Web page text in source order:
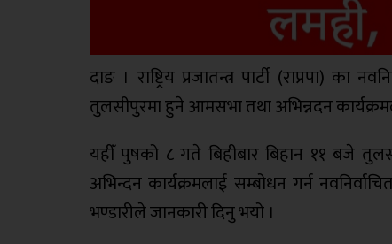
दाङ । राष्ट्रिय प्रजातन्त्र पार्टी (राप्रपा)
तुलसीपुरमा हुने आमसभा तथा अभिन्नदन
यहीँ पुषको ८ गते बिहीबार बिहान ११ बजे
अभिन्दन कार्यक्रमलाई सम्बोधन गर्न
भण्डारीले जानकारी दिनु भयो ।